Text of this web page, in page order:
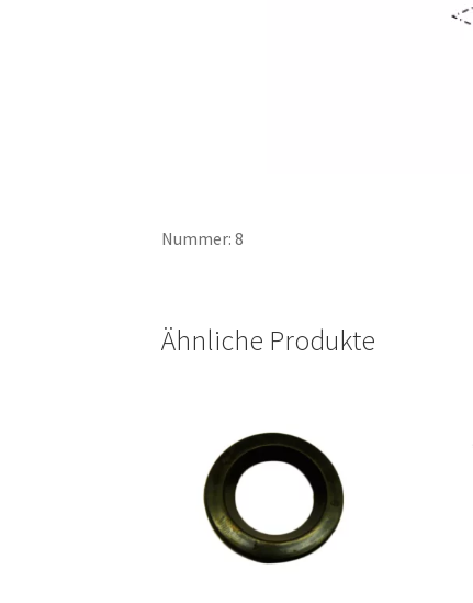
Nummer: 8
Ähnliche Produkte